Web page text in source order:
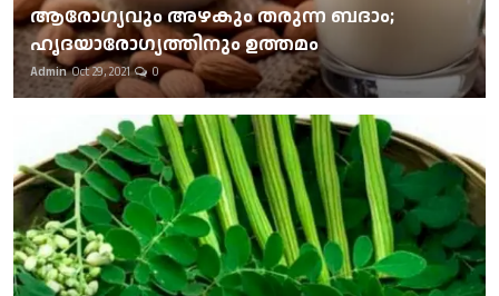
ആരോഗ്യവും അഴകും തരുന്ന ബദാം;
ഹൃദയാരോഗ്യത്തിനും ഉത്തമം
Admin Oct 29, 2021 0